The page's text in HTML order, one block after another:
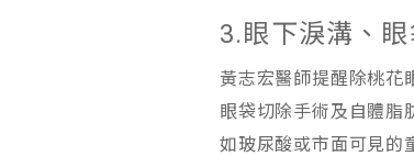
3.眼下淚溝、眼
黃志宏醫師提醒除桃花
眼袋切除手術及自體脂
如玻尿酸或市面可見的